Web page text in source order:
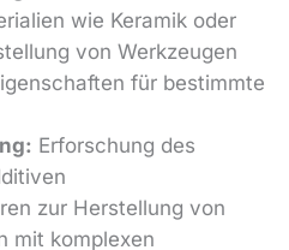
wie Keramik oder
von Werkzeugen
für bestimmte
Erforschung des
zur Herstellung von
mit komplexen